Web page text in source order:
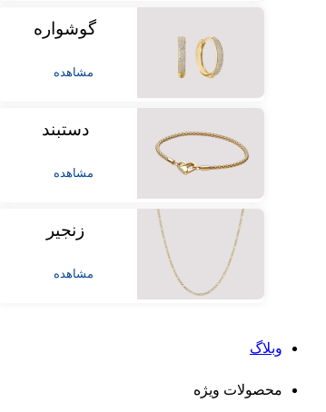
گوشواره
مشاهده
دستبند
مشاهده
زنجیر
مشاهده
وبلاگ
محصولات ویژه